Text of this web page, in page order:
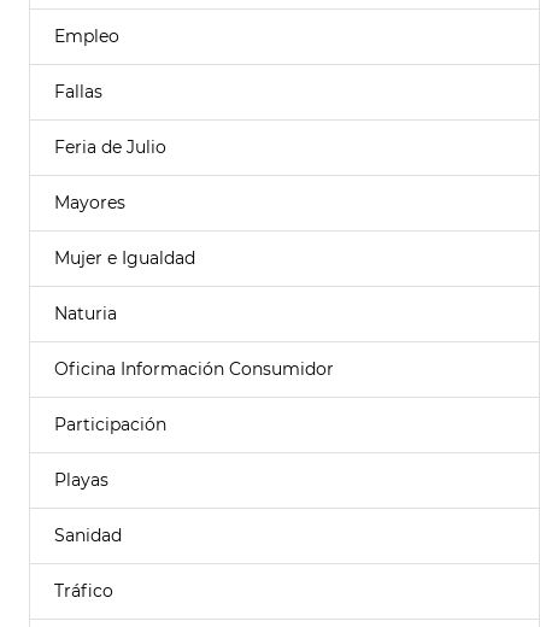
Empleo
Fallas
Feria de Julio
Mayores
Mujer e Igualdad
Naturia
Oficina Información Consumidor
Participación
Playas
Sanidad
Tráfico